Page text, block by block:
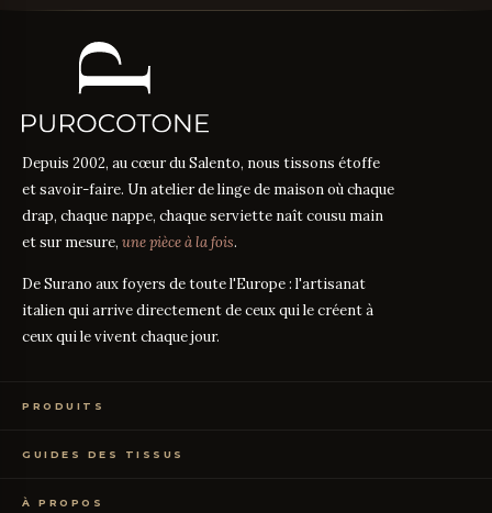
Depuis 2002, au cœur du Salento, nous tissons étoffe
et savoir-faire. Un atelier de linge de maison où chaque
drap, chaque nappe, chaque serviette naît cousu main
et sur mesure, une pièce à la fois.
De Surano aux foyers de toute l'Europe : l'artisanat
italien qui arrive directement de ceux qui le créent à
ceux qui le vivent chaque jour.
PRODUITS
Linge de Table
Vêtements de Maison
GUIDES DES TISSUS
Percale ou Satin ?
À PROPOS